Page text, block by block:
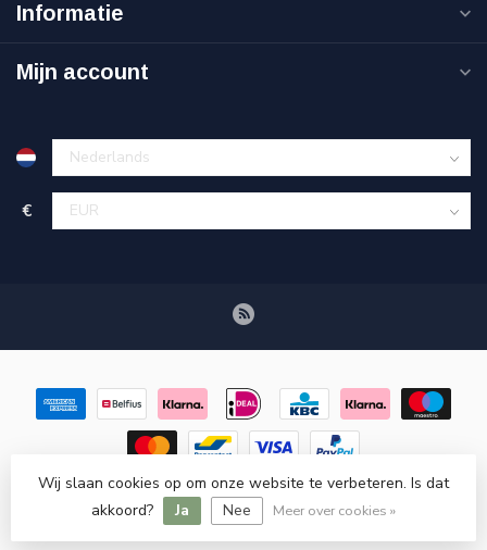
Informatie
Mijn account
€
© Copyright 2026 Retroscooteronderdelen.nl- Powered by
Lightspeed
Lightspeed designbyDyvelopment
Wij slaan cookies op om onze website te verbeteren. Is dat
akkoord?
Ja Nee Meer over cookies »